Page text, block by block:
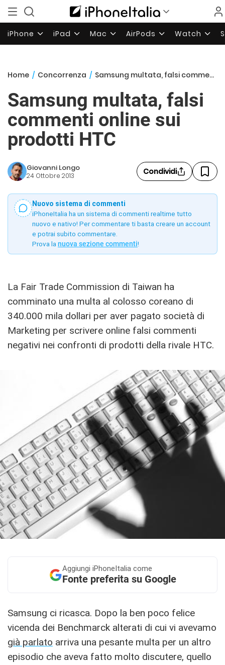
iPhone iPad Mac AirPods Watch
Home / Concorrenza / Samsung multata, falsi commenti online sui prodotti HTC
Samsung multata, falsi
commenti online sui
prodotti HTC
Giovanni Longo
24 Ottobre 2013 Condividi
Nuovo sistema di commenti
iPhoneItalia ha un sistema di commenti realtime tutto
nuovo e nativo! Per commentare ti basta creare un account
e potrai subito commentare.
Prova la nuova sezione commenti!
La Fair Trade Commission di Taiwan ha
comminato una multa al colosso coreano di
340.000 mila dollari per aver pagato società di
Marketing per scrivere online falsi commenti
negativi nei confronti di prodotti della rivale HTC.
Aggiungi iPhoneItalia come
Fonte preferita su Google
Samsung ci ricasca. Dopo la ben poco felice
vicenda dei Benchmarck alterati di cui vi avevamo
già parlato arriva una pesante multa per un altro
episodio che aveva fatto molto discutere, quello